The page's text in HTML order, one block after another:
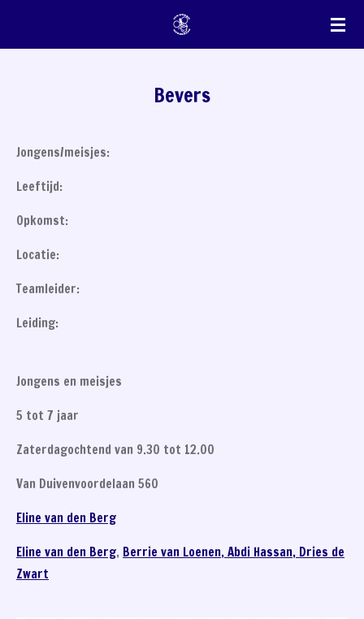
Bevers
Jongens/meisjes:
Leeftijd:
Opkomst:
Locatie:
Teamleider:
Leiding:
Jongens en meisjes
5 tot 7 jaar
Zaterdagochtend van 9.30 tot 12.00
Van Duivenvoordelaan 560
Eline van den Berg
Eline van den Berg, Berrie van Loenen,Abdi Hassan, Dries de
Zwart